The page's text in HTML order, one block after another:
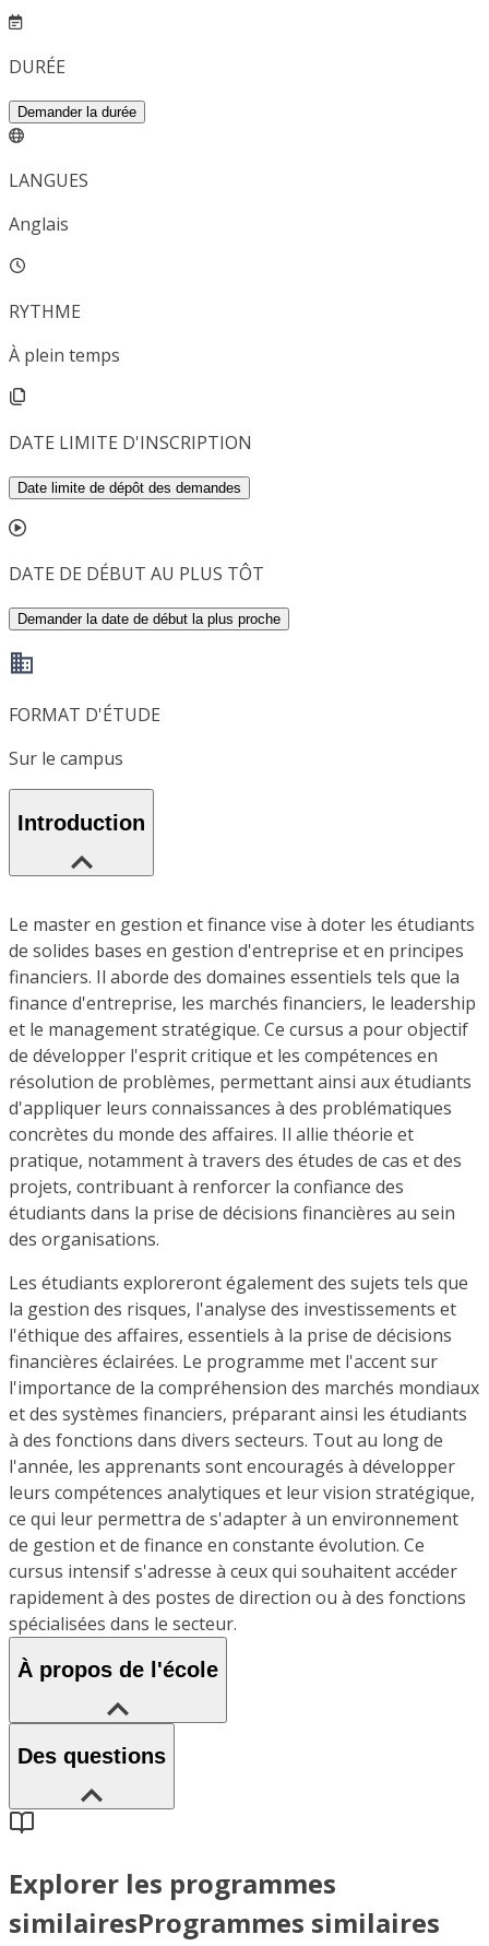
DURÉE
Demander la durée
LANGUES
Anglais
RYTHME
À plein temps
DATE LIMITE D'INSCRIPTION
Date limite de dépôt des demandes
DATE DE DÉBUT AU PLUS TÔT
Demander la date de début la plus proche
FORMAT D'ÉTUDE
Sur le campus
Introduction
Le master en gestion et finance vise à doter les étudiants
de solides bases en gestion d'entreprise et en principes
financiers. Il aborde des domaines essentiels tels que la
finance d'entreprise, les marchés financiers, le leadership
et le management stratégique. Ce cursus a pour objectif
de développer l'esprit critique et les compétences en
résolution de problèmes, permettant ainsi aux étudiants
d'appliquer leurs connaissances à des problématiques
concrètes du monde des affaires. Il allie théorie et
pratique, notamment à travers des études de cas et des
projets, contribuant à renforcer la confiance des
étudiants dans la prise de décisions financières au sein
des organisations.
Les étudiants exploreront également des sujets tels que
la gestion des risques, l'analyse des investissements et
l'éthique des affaires, essentiels à la prise de décisions
financières éclairées. Le programme met l'accent sur
l'importance de la compréhension des marchés mondiaux
et des systèmes financiers, préparant ainsi les étudiants
à des fonctions dans divers secteurs. Tout au long de
l'année, les apprenants sont encouragés à développer
leurs compétences analytiques et leur vision stratégique,
ce qui leur permettra de s'adapter à un environnement
de gestion et de finance en constante évolution. Ce
cursus intensif s'adresse à ceux qui souhaitent accéder
rapidement à des postes de direction ou à des fonctions
spécialisées dans le secteur.
À propos de l'école
Des questions
Explorer les programmes
similairesProgrammes similaires